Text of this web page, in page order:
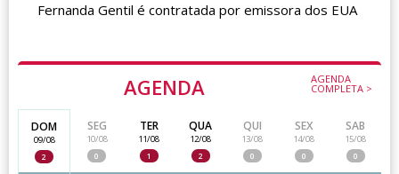
AGENDA AGENDA
COMPLETA >
DOM
09/08
2
SEG
10/08
0
TER
11/08
1
QUA
12/08
2
QUI
13/08
0
SEX
14/08
0
SAB
15/08
0
Fernanda Gentil é contratada por emissora dos EUA